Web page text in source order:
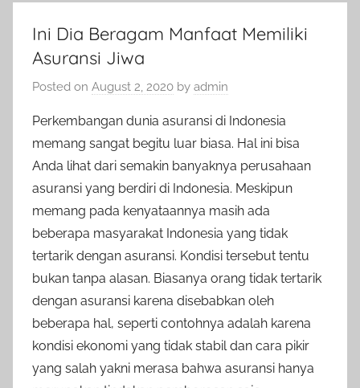
Ini Dia Beragam Manfaat Memiliki
Asuransi Jiwa
Posted on August 2, 2020 by admin
Perkembangan dunia asuransi di Indonesia
memang sangat begitu luar biasa. Hal ini bisa
Anda lihat dari semakin banyaknya perusahaan
asuransi yang berdiri di Indonesia. Meskipun
memang pada kenyataannya masih ada
beberapa masyarakat Indonesia yang tidak
tertarik dengan asuransi. Kondisi tersebut tentu
bukan tanpa alasan. Biasanya orang tidak tertarik
dengan asuransi karena disebabkan oleh
beberapa hal, seperti contohnya adalah karena
kondisi ekonomi yang tidak stabil dan cara pikir
yang salah yakni merasa bahwa asuransi hanya